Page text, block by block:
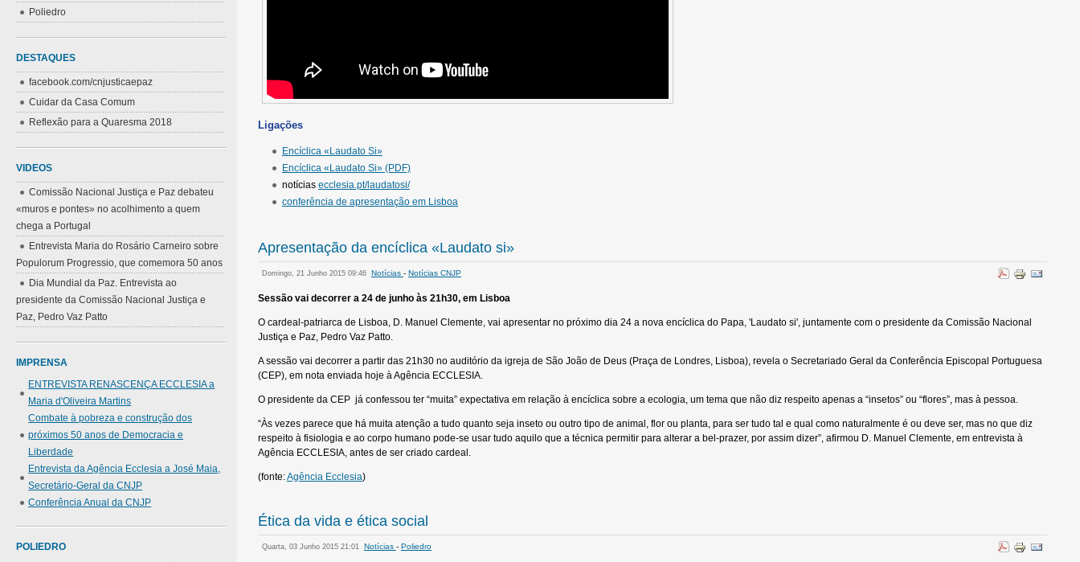
Ligações
Encíclica «Laudato Si»
Encíclica «Laudato Si» (PDF)
notícias ecclesia.pt/laudatosi/
conferência de apresentação em Lisboa
Apresentação da encíclica «Laudato si»
Domingo, 21 Junho 2015 09:46 Notícias - Notícias CNJP
Sessão vai decorrer a 24 de junho às 21h30, em Lisboa
O cardeal-patriarca de Lisboa, D. Manuel Clemente, vai apresentar no próximo dia 24 a nova encíclica do Papa, 'Laudato si', juntamente com o presidente da Comissão Nacional
Justiça e Paz, Pedro Vaz Patto.
A sessão vai decorrer a partir das 21h30 no auditório da igreja de São João de Deus (Praça de Londres, Lisboa), revela o Secretariado Geral da Conferência Episcopal Portuguesa
(CEP), em nota enviada hoje à Agência ECCLESIA.
O presidente da CEP já confessou ter “muita” expectativa em relação à encíclica sobre a ecologia, um tema que não diz respeito apenas a “insetos” ou “flores”, mas à pessoa.
“Às vezes parece que há muita atenção a tudo quanto seja inseto ou outro tipo de animal, flor ou planta, para ser tudo tal e qual como naturalmente é ou deve ser, mas no que diz
respeito à fisiologia e ao corpo humano pode-se usar tudo aquilo que a técnica permitir para alterar a bel-prazer, por assim dizer”, afirmou D. Manuel Clemente, em entrevista à
Agência ECCLESIA, antes de ser criado cardeal.
(fonte:Agência Ecclesia)
Ética da vida e ética social
Quarta, 03 Junho 2015 21:01 Notícias - Poliedro
Poliedro
DESTAQUES
facebook.com/cnjusticaepaz
Cuidar da Casa Comum
Reflexão para a Quaresma 2018
VIDEOS
Comissão Nacional Justiça e Paz debateu
«muros e pontes» no acolhimento a quem
chega a Portugal
Entrevista Maria do Rosário Carneiro sobre
Populorum Progressio, que comemora 50 anos
Dia Mundial da Paz. Entrevista ao
presidente da Comissão Nacional Justiça e
Paz, Pedro Vaz Patto
IMPRENSA
ENTREVISTA RENASCENÇA ECCLESIA a
Maria d'Oliveira Martins
Combate à pobreza e construção dos
próximos 50 anos de Democracia e
Liberdade
Entrevista da Agência Ecclesia a José Maia,
Secretário-Geral da CNJP
Conferência Anual da CNJP
POLIEDRO